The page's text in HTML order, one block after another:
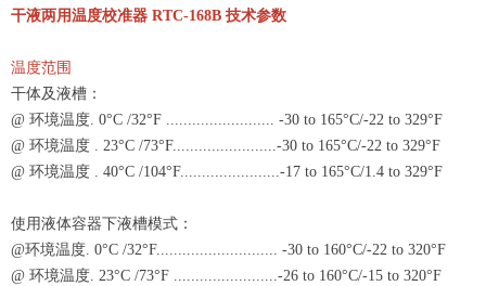
干液两用温度校准器 RTC-168B 技术参数
温度范围
干体及液槽：
@ 环境温度. 0°C /32°F ......................... -30 to 165°C/-22 to 329°F
@ 环境温度 . 23°C /73°F........................-30 to 165°C/-22 to 329°F
@ 环境温度 . 40°C /104°F.......................-17 to 165°C/1.4 to 329°F
使用液体容器下液槽模式：
@环境温度. 0°C /32°F............................ -30 to 160°C/-22 to 320°F
@ 环境温度. 23°C /73°F ........................-26 to 160°C/-15 to 320°F